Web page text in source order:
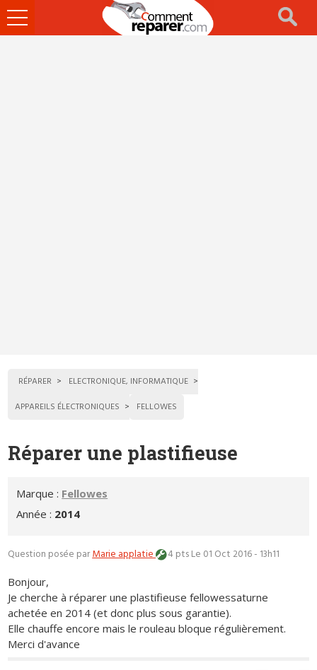
Ouvrir
le
RÉPARER
ELECTRONIQUE, INFORMATIQUE
APPAREILS ÉLECTRONIQUES
FELLOWES
Réparer une plastifieuse
Marque : Fellowes
Année : 2014
Question posée parMarie applatie 4 ptsLe 01 Oct 2016 - 13h11
Bonjour,
Je cherche à réparer une plastifieuse fellowessaturne
achetée en 2014 (et donc plus sous garantie).
Elle chauffe encore mais le rouleau bloque régulièrement.
Merci d'avance